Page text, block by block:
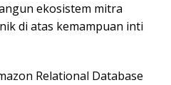
ekosistem mitra
di atas kemampuan inti
Relational Database